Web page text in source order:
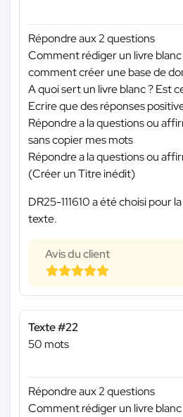
Répondre aux 2 questions
Comment rédiger un livre
comment créer une base de
A quoi sert un livre blanc ? Est
Ecrire que des réponses
Répondre a la questions ou
sans copier mes mots
Répondre a la questions ou
(Créer un Titre inédit)
DR25-111610 a été choisi pour
texte.
Avis du client
Texte #22
50 mots
Répondre aux 2 questions
Comment rédiger un livre